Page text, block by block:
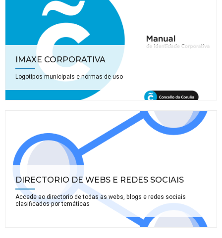
IMAXE CORPORATIVA
Logotipos municipais e normas de uso
DIRECTORIO DE WEBS E REDES SOCIAIS
Accede ao directorio de todas as webs, blogs e redes sociais
clasificados por temáticas